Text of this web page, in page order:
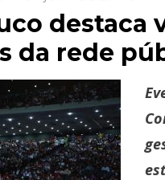
destaca
da rede